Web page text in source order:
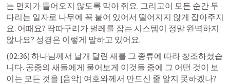
는 먼지가 들어오지 않도록 막아 줘요. 그리고이 모든 순간 두
다리는 일자로 나무에 꼭 붙어 있어서 떨어지지 않게 잡아주지
요. 어때요? 딱따구리가 벌레를 잡는 시스템이 정말 완벽하지
않나요? 성경은 이렇게 말하고 있어요.
(02:36) 하나님께서 날개 달린 새를 그 종류에 따라 창조하셨습
니다. 공중의 새들에게 물어보게 이것들 중에 그 어떤 것이 보
이는 모든 것을 [음악] 여호와께서 만드신 줄 알지 못하겠나?